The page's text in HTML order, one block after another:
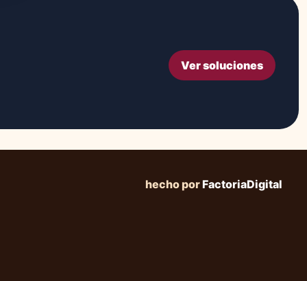
Ver soluciones
hecho porFactoriaDigital